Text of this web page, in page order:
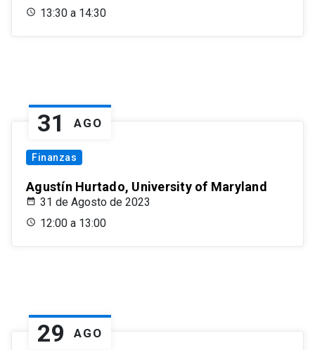
13:30 a 14:30
31 AGO
Finanzas
Agustín Hurtado, University of Maryland
31 de Agosto de 2023
12:00 a 13:00
29 AGO